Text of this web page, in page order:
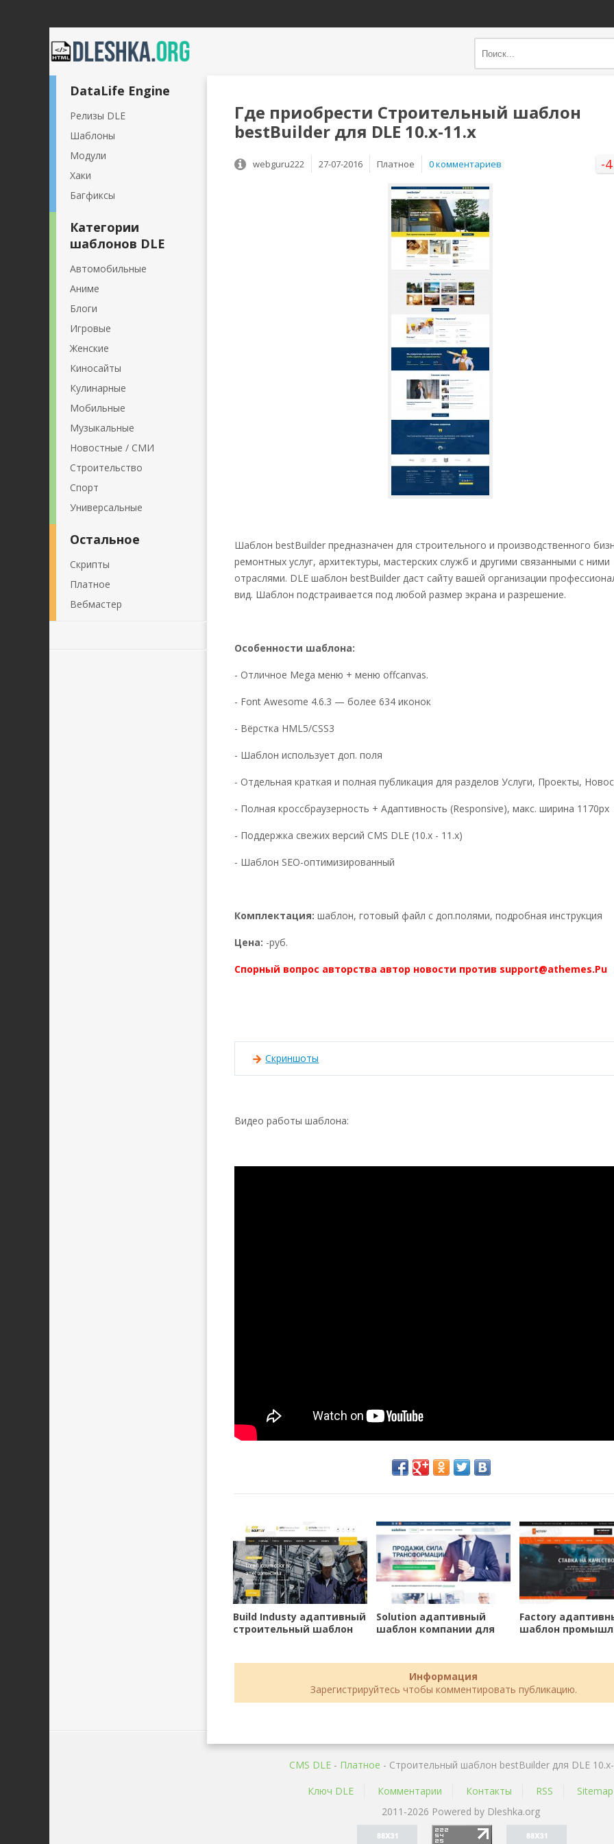
Где приобрести Строительный шаблон
bestBuilder для DLE 10.x-11.x
-4
webguru222 27-07-2016 Платное 0 комментариев
Шаблон bestBuilder предназначен для строительного и производственного
ремонтных услуг, архитектуры, мастерских служб и другими связанными с ними
отраслями. DLE шаблон bestBuilder даст сайту вашей организации
вид. Шаблон подстраивается под любой размер экрана и разрешение.
Особенности шаблона:
- Отличное Mega меню + меню offcanvas.
- Font Awesome 4.6.3 — более 634 иконок
- Вёрстка HML5/CSS3
- Шаблон использует доп. поля
- Отдельная краткая и полная публикация для разделов Услуги, Проекты,
- Полная кроссбраузерность + Адаптивность (Responsive), макс. ширина 1170px
- Поддержка свежих версий CMS DLE (10.x - 11.x)
- Шаблон SEO-оптимизированный
Комплектация: шаблон, готовый файл с доп.полями, подробная инструкция
Цена: -руб.
Спорный вопрос авторства автор новости против support@athemes.Рu
Скриншоты
Видео работы шаблона:
Build Industy адаптивный
строительный шаблон
Solution адаптивный
шаблон компании для
Factory
шаблон
Информация
Зарегистрируйтесь чтобы комментировать публикацию.
DataLife Engine
Релизы DLE
Шаблоны
Модули
Хаки
Багфиксы
Категории
шаблонов DLE
Автомобильные
Аниме
Блоги
Игровые
Женские
Киносайты
Кулинарные
Мобильные
Музыкальные
Новостные / СМИ
Строительство
Спорт
Универсальные
Остальное
Скрипты
Платное
Вебмастер
CMS DLE - Платное - Строительный шаблон bestBuilder для DLE
Ключ DLE
Комментарии Контакты RSS
Sitemap
2011-2026 Powered by Dleshka.org